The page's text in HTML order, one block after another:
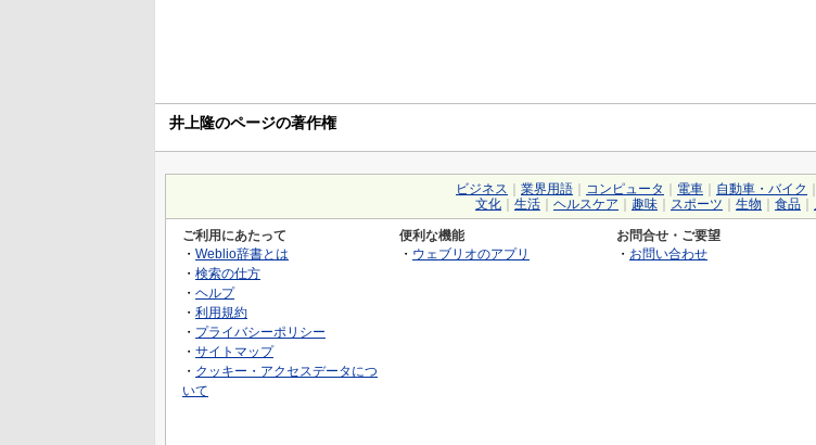
井上隆のページの著作権
ビジネス 業界用語 コンピュータ 電車 自動車・バイク
文化
生活 ヘルスケア 趣味 スポーツ 生物 食品
ご利用にあたって
・ Weblio辞書とは
・ 検索の仕方
・ ヘルプ
・ 利用規約
・ プライバシーポリシー
・ サイトマップ
・ クッキー・アクセスデータにつ
いて
便利な機能
・ ウェブリオのアプリ
お問合せ・ご要望
・ お問い合わせ